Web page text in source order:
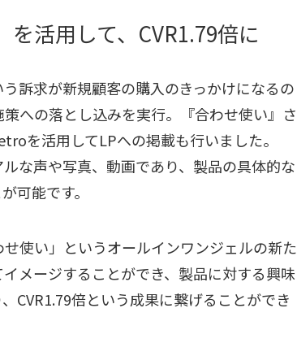
活用して、CVR1.79倍に
訴求が新規顧客の購入のきっかけになるの
への落とし込みを実行。『合わせ使い』さ
を活用してLPへの掲載も行いました。
な声や写真、動画であり、製品の具体的な
可能です。
使い」というオールインワンジェルの新た
メージすることができ、製品に対する興味
CVR1.79倍という成果に繋げることができ